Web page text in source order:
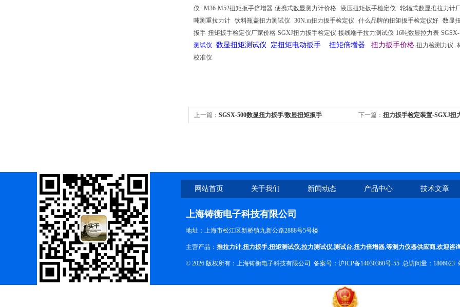
仪
M36-M52扭矩扳手倍增器 便携式数显测力计价格 液压扭矩扳手检定仪 轮辐式数显推拉力计
吨测重拉力计 饮料瓶盖扭力测试仪 30N.m扭力扳手检定仪 什么品牌的扭矩扳手检定仪好 数显
扳手 扭矩扳手检定仪厂家价格 SGXJ扭力扳手检定仪 接线端子拉力测试仪 16吨数显拉力表
测试仪
数显扭矩测试仪 定扭矩电动扳手 扭矩倍增器 扭力扳手价格 扭力检测力仪
校准仪
上一篇： SGSX-500数显扭力扳手/数显扭矩扳手 下一篇： 扭力扳手检定装置-SGXJ扭
网站首页 关于我们 新闻动态 产品中心 技术文章
上海铸衡电子科技有限公司
地址：上海市松江区新桥镇九新公路2888号5号楼
主营产品： 推拉力计,扭力扳手,扭矩测试仪,拉力测试仪,测试台,扭力倍增器,等测力仪器供应商,欢迎咨
© 2026 版权所有：上海铸衡电子科技有限公司 备案号： 沪ICP备14030360号-55 总访问量：1806023